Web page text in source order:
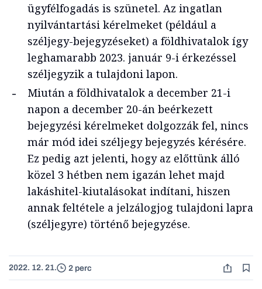
ügyfélfogadás is szünetel. Az ingatlan
nyilvántartási kérelmeket (például a
széljegy-bejegyzéseket) a földhivatalok így
leghamarabb 2023. január 9-i érkezéssel
széljegyzik a tulajdoni lapon.
Miután a földhivatalok a december 21-i
napon a december 20-án beérkezett
bejegyzési kérelmeket dolgozzák fel, nincs
már mód idei széljegy bejegyzés kérésére.
Ez pedig azt jelenti, hogy az előttünk álló
közel 3 hétben nem igazán lehet majd
lakáshitel-kiutalásokat indítani, hiszen
annak feltétele a jelzálogjog tulajdoni lapra
(széljegyre) történő bejegyzése.
2022. 12. 21. 2 perc